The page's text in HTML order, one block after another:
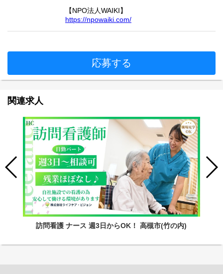
【NPO法人WAIKI】
https://npowaiki.com/
応募する
関連求人
訪問看護 ナース 週3日からOK！ 高槻市(竹の内)